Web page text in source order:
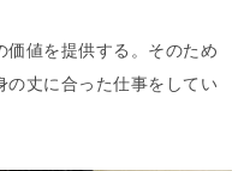
価値を提供する。そのため
の丈に合った仕事をしてい